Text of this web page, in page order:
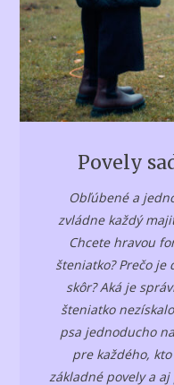
Povely
Obľúbené a
zvládne každý
Chcete hravou
šteniatko? Prečo
skôr? Aká je
šteniatko
psa jednoducho
pre každého,
základné povely a